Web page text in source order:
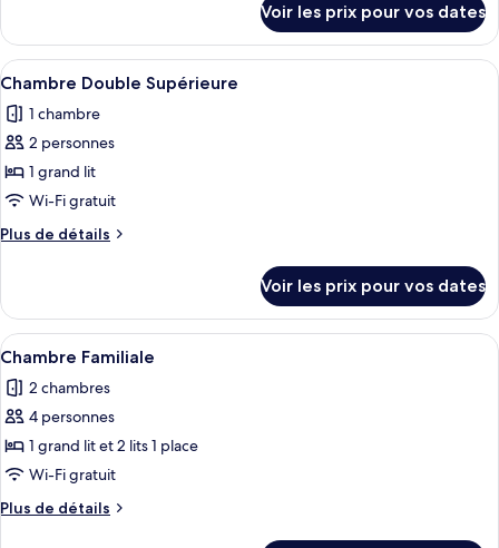
Chambre
Triple
le
type
de
Chambre
Triple
Voir les prix pour vos dates
Afficher
toutes
les
photos
pour
ce
type
de
Chambre
Double
Supérieure
Une chambre d’hôtel avec un lit,
7
Chambre Double Supérieure
1 chambre
2 personnes
1 grand lit
Wi-Fi gratuit
Plus de détails
Plus
le
type
de
Chambre
Double
Voir les prix pour vos dates
Afficher
toutes
les
photos
pour
ce
type
de
Une chambre d’hôtel avec deux lits
9
Chambre Familiale
2 chambres
4 personnes
1 grand lit et 2 lits 1 place
Wi-Fi gratuit
Plus de détails
Plus